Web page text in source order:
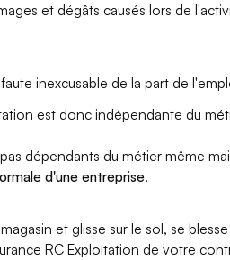
et dégâts causés lors de
inexcusable de la part de
est donc indépendante du
dépendants du métier même
d'une entreprise.
et glisse sur le sol, se
RC Exploitation de votre